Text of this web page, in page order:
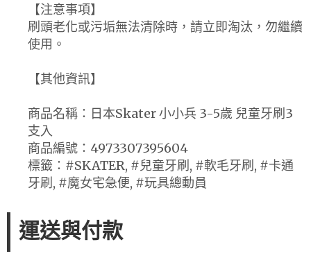
【注意事項】
刷頭老化或污垢無法清除時，請立即淘汰，勿繼續
使用。
【其他資訊】
商品名稱：日本Skater 小小兵 3-5歲 兒童牙刷3
支入
商品編號：4973307395604
標籤：#SKATER, #兒童牙刷, #軟毛牙刷, #卡通
牙刷, #魔女宅急便, #玩具總動員
運送與付款